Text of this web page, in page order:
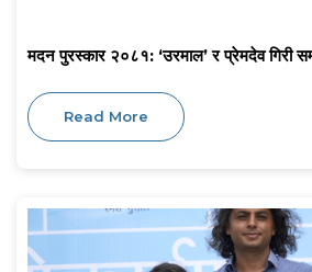
मदन पुरस्कार २०८१: ‘उरमाल’ र प्रेमदेव गिरी
Read More